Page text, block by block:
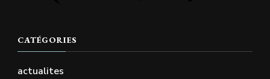
CATÉGORIES
actualites